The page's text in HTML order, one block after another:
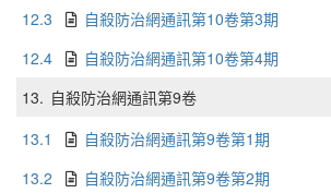
12.3
自殺防治網通訊第10卷第3期
12.4
自殺防治網通訊第10卷第4期
13. 自殺防治網通訊第9卷
13.1
自殺防治網通訊第9卷第1期
13.2
自殺防治網通訊第9卷第2期